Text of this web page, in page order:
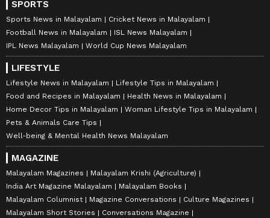
SPORTS
Sports News in Malayalam
Cricket News in Malayalam
Football News in Malayalam
ISL News Malayalam
IPL News Malayalam
World Cup News Malayalam
LIFESTYLE
Lifestyle News in Malayalam
Lifestyle Tips in Malayalam
Food and Recipes in Malayalam
Health News in Malayalam
Home Decor Tips in Malayalam
Woman Lifestyle Tips in Malayalam
Pets & Animals Care Tips
Well-being & Mental Health News Malayalam
MAGAZINE
Malayalam Magazines
Malayalam Krishi (Agriculture)
India Art Magazine Malayalam
Malayalam Books
Malayalam Columnist
Magazine Conversations
Culture Magazines
Malayalam Short Stories
Conversations Magazine